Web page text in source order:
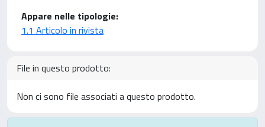
Appare nelle tipologie:
1.1 Articolo in rivista
File in questo prodotto:
Non ci sono file associati a questo prodotto.